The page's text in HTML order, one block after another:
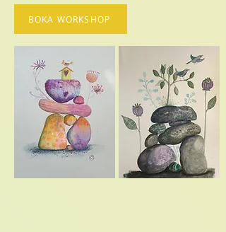
BOKA WORKSHOP